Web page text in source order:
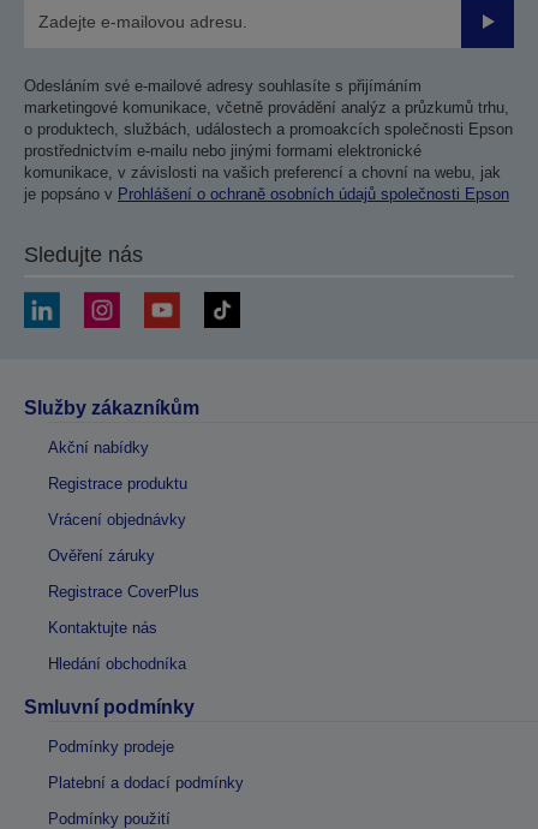
Odesláním své e-mailové adresy souhlasíte s přijímáním
marketingové komunikace, včetně provádění analýz a průzkumů trhu,
o produktech, službách, událostech a promoakcích společnosti Epson
prostřednictvím e-mailu nebo jinými formami elektronické
komunikace, v závislosti na vašich preferencí a chovní na webu, jak
je popsáno v Prohlášení o ochraně osobních údajů společnosti Epson
Sledujte nás
Služby zákazníkům
Akční nabídky
Registrace produktu
Vrácení objednávky
Ověření záruky
Registrace CoverPlus
Kontaktujte nás
Hledání obchodníka
Smluvní podmínky
Podmínky prodeje
Platební a dodací podmínky
Podmínky použití